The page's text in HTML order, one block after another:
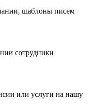
шаблоны писем
сотрудники
или услуги на нашу